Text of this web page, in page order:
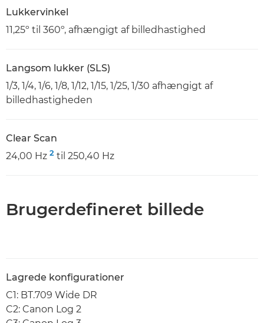
Lukkervinkel
11,25º til 360º, afhængigt af billedhastighed
Langsom lukker (SLS)
1/3, 1/4, 1/6, 1/8, 1/12, 1/15, 1/25, 1/30 afhængigt af
billedhastigheden
Clear Scan
24,00 Hz 2 til 250,40 Hz
Brugerdefineret billede
Lagrede konfigurationer
C1: BT.709 Wide DR
C2: Canon Log 2